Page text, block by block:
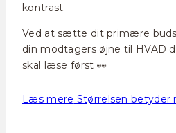
kontrast.
Ved at sætte dit primære
din modtagers øjne til HVAD
skal læse først 👀
Læs mere Størrelsen betyder